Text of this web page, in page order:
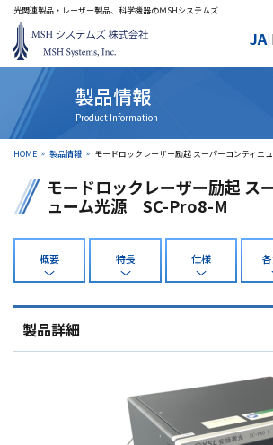
光関連製品・レーザー製品、科学機器のＭSHシステムズ
JA|
製品情報
HOME 製品情報 モードロックレーザー励起 スーパーコンティニ
モードロックレーザー励起 ス
ューム光源 SC-Pro8-M
概要 特長 仕様
製品詳細